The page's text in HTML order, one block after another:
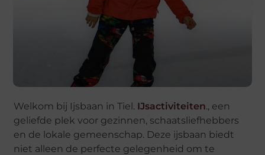
Welkom bij Ijsbaan in Tiel. IJsactiviteiten., een
geliefde plek voor gezinnen, schaatsliefhebbers
en de lokale gemeenschap. Deze ijsbaan biedt
niet alleen de perfecte gelegenheid om te